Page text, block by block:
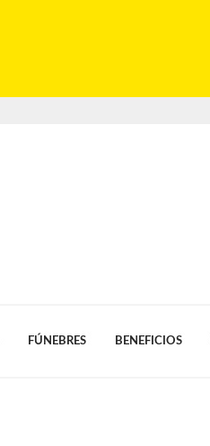
FÚNEBRES BENEFICIOS